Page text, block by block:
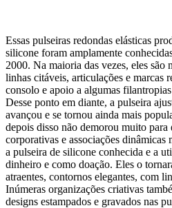
Essas pulseiras redondas elásticas
silicone foram amplamente
2000. Na maioria das vezes, eles são
linhas citáveis, articulações e marcas
consolo e apoio a algumas
Desse ponto em diante, a pulseira
avançou e se tornou ainda mais
depois disso não demorou muito para
corporativas e associações dinâmicas
a pulseira de silicone conhecida e a
dinheiro e como doação. Eles o
atraentes, contornos elegantes, com
Inúmeras organizações criativas
designs estampados e gravados nas